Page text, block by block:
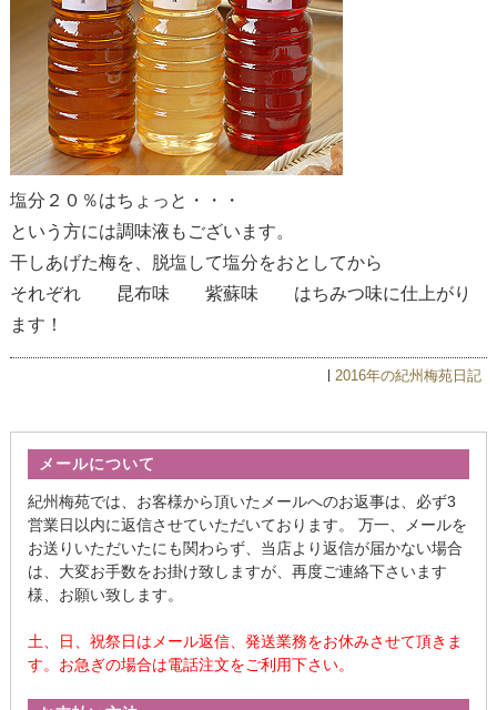
塩分２０％はちょっと・・・
という方には調味液もございます。
干しあげた梅を、脱塩して塩分をおとしてから
それぞれ 昆布味 紫蘇味 はちみつ味に仕上がり
ます！
2016年の紀州梅苑日記
メールについて
紀州梅苑では、お客様から頂いたメールへのお返事は、必ず3
営業日以内に返信させていただいております。 万一、メールを
お送りいただいたにも関わらず、当店より返信が届かない場合
は、大変お手数をお掛け致しますが、再度ご連絡下さいます
様、お願い致します。
土、日、祝祭日はメール返信、発送業務をお休みさせて頂きま
す。お急ぎの場合は電話注文をご利用下さい。